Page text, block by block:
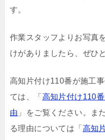
す。
作業スタッフよりお写真
けがありましたら、ぜひ
高知片付け110番が施工
ては、「 高知片付け110
由 」をご覧ください。ま
る理由については「 高知